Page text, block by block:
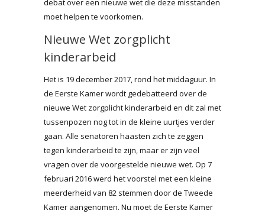
debat over een nieuwe wet die deze misstanden
moet helpen te voorkomen.
Nieuwe Wet zorgplicht
kinderarbeid
Het is 19 december 2017, rond het middaguur. In
de Eerste Kamer wordt gedebatteerd over de
nieuwe Wet zorgplicht kinderarbeid en dit zal met
tussenpozen nog tot in de kleine uurtjes verder
gaan. Alle senatoren haasten zich te zeggen
tegen kinderarbeid te zijn, maar er zijn veel
vragen over de voorgestelde nieuwe wet. Op 7
februari 2016 werd het voorstel met een kleine
meerderheid van 82 stemmen door de Tweede
Kamer aangenomen. Nu moet de Eerste Kamer